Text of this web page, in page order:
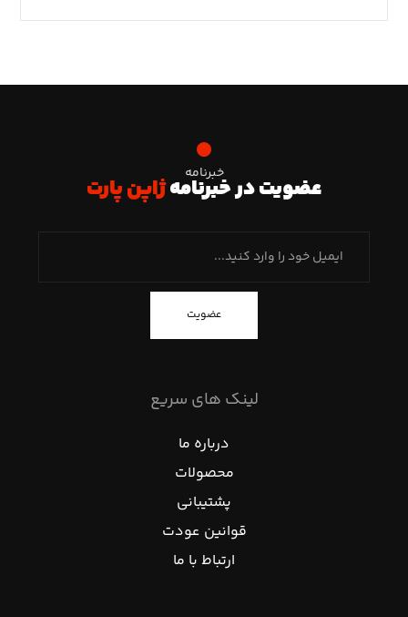
خبرنامه
عضویت در خبرنامهژاپن پارت
عضویت
لینک های سریع
درباره ما
محصولات
پشتیبانی
قوانین عودت
ارتباط با ما